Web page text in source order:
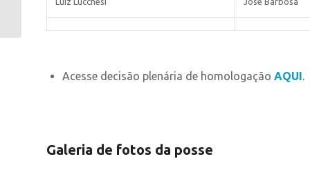
Acesse decisão plenária de homologaçãoAQUI.
Galeria de fotos da posse